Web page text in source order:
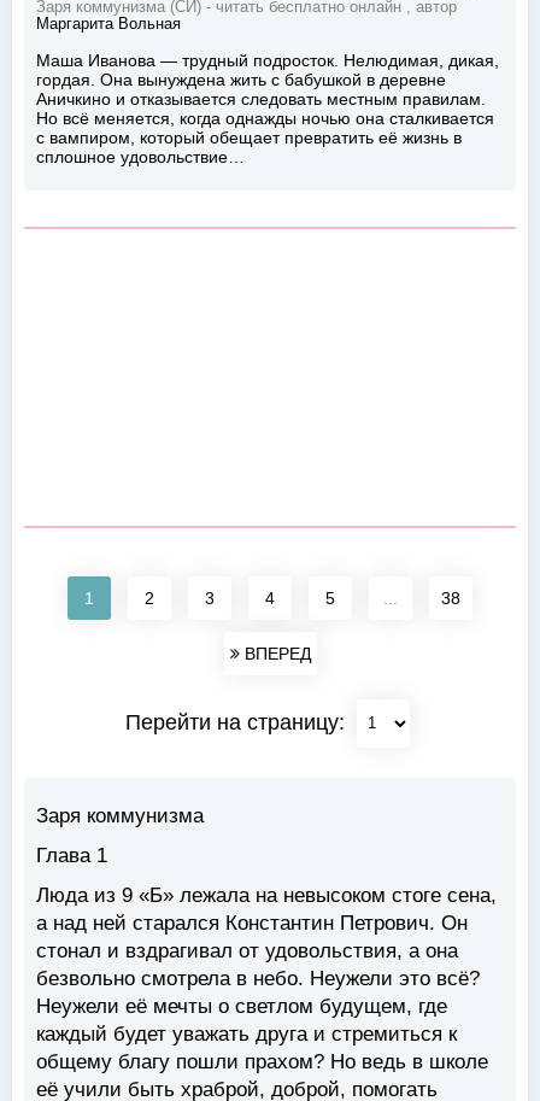
Заря коммунизма (СИ) - читать бесплатно онлайн , автор
Маргарита Вольная
Маша Иванова — трудный подросток. Нелюдимая, дикая,
гордая. Она вынуждена жить с бабушкой в деревне
Аничкино и отказывается следовать местным правилам.
Но всё меняется, когда однажды ночью она сталкивается
с вампиром, который обещает превратить её жизнь в
сплошное удовольствие…
1 2 3 4 5 38
ВПЕРЕД
Перейти на страницу:
Заря коммунизма
Глава 1
Люда из 9 «Б» лежала на невысоком стоге сена,
а над ней старался Константин Петрович. Он
стонал и вздрагивал от удовольствия, а она
безвольно смотрела в небо. Неужели это всё?
Неужели её мечты о светлом будущем, где
каждый будет уважать друга и стремиться к
общему благу пошли прахом? Но ведь в школе
её учили быть храброй, доброй, помогать